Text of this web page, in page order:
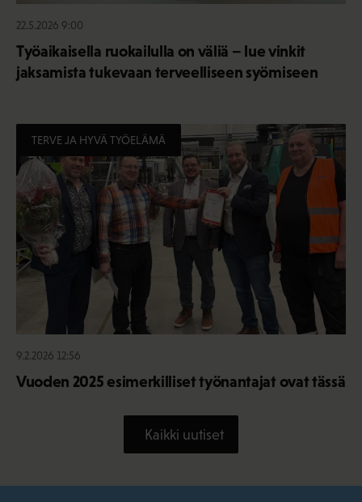
22.5.2026 9:00
Työaikaisella ruokailulla on väliä – lue vinkit
jaksamista tukevaan terveelliseen syömiseen
TERVE JA HYVÄ TYÖELÄMÄ
9.2.2026 12:56
Vuoden 2025 esimerkilliset työnantajat ovat tässä
Kaikki uutiset